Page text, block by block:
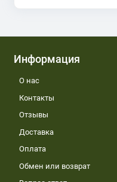
Информация
О нас
Контакты
Отзывы
Доставка
Оплата
Обмен или возврат